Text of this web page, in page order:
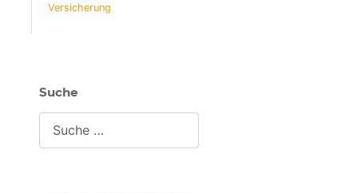
Versicherung
Suche